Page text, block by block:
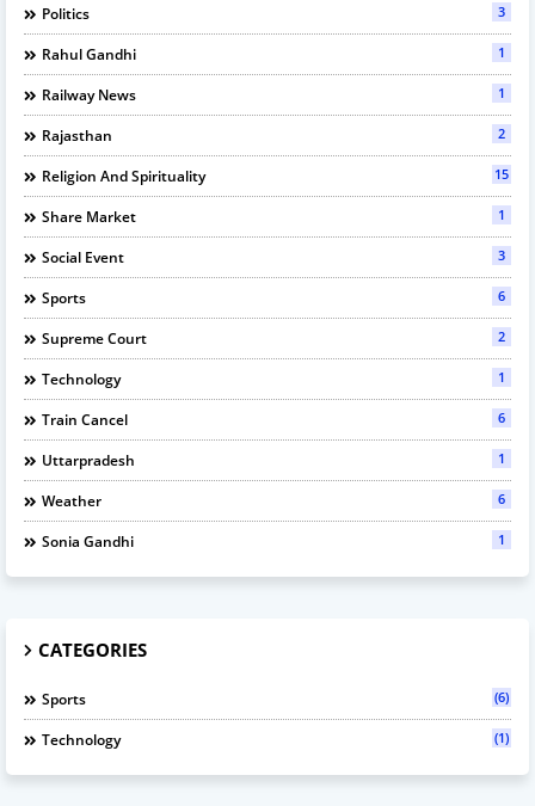
Politics 3
Rahul Gandhi 1
Railway News 1
Rajasthan 2
Religion And Spirituality 15
Share Market 1
Social Event 3
Sports 6
Supreme Court 2
Technology 1
Train Cancel 6
Uttarpradesh 1
Weather 6
Sonia Gandhi 1
CATEGORIES
Sports (6)
Technology (1)